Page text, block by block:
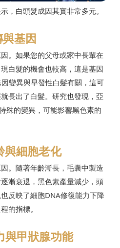
，白頭髮成因其實非常多元。
基因
。如果您的父母或家中長輩在
白髮的機會也較高，這是基因
變異與早發性白髮有關，這可
長出了白髮。研究也發現，亞
殊的變異，可能影響黑色素的
與細胞老化
。隨著年齡漸長，毛囊中製造
漸衰退，黑色素產量減少，頭
反映了細胞DNA修復能力下降
的指標。
與甲狀腺功能